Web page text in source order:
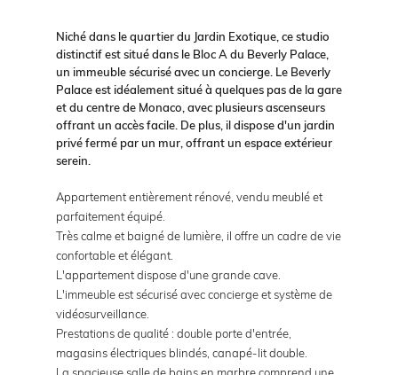
Niché dans le quartier du Jardin Exotique, ce studio
distinctif est situé dans le Bloc A du Beverly Palace,
un immeuble sécurisé avec un concierge. Le Beverly
Palace est idéalement situé à quelques pas de la gare
et du centre de Monaco, avec plusieurs ascenseurs
offrant un accès facile. De plus, il dispose d'un jardin
privé fermé par un mur, offrant un espace extérieur
serein.
Appartement entièrement rénové, vendu meublé et
parfaitement équipé.
Très calme et baigné de lumière, il offre un cadre de vie
confortable et élégant.
L'appartement dispose d'une grande cave.
L'immeuble est sécurisé avec concierge et système de
vidéosurveillance.
Prestations de qualité : double porte d'entrée,
magasins électriques blindés, canapé-lit double.
La spacieuse salle de bains en marbre comprend une